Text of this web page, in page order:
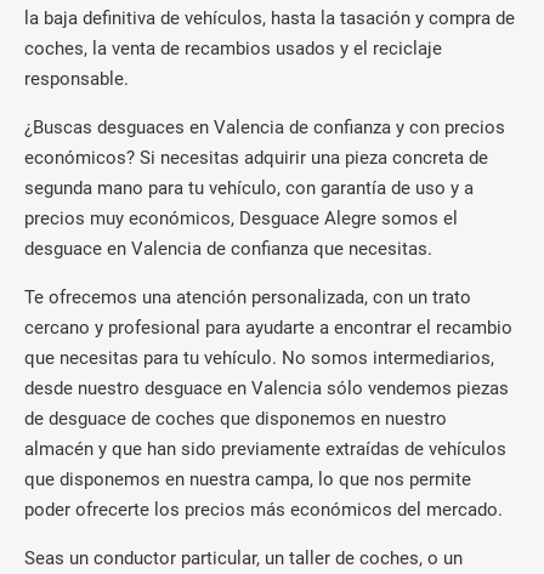
la baja definitiva de vehículos, hasta la tasación y compra de
coches, la venta de recambios usados y el reciclaje
responsable.
¿Buscas desguaces en Valencia de confianza y con precios
económicos? Si necesitas adquirir una pieza concreta de
segunda mano para tu vehículo, con garantía de uso y a
precios muy económicos, Desguace Alegre somos el
desguace en Valencia de confianza que necesitas.
Te ofrecemos una atención personalizada, con un trato
cercano y profesional para ayudarte a encontrar el recambio
que necesitas para tu vehículo. No somos intermediarios,
desde nuestro desguace en Valencia sólo vendemos piezas
de desguace de coches que disponemos en nuestro
almacén y que han sido previamente extraídas de vehículos
que disponemos en nuestra campa, lo que nos permite
poder ofrecerte los precios más económicos del mercado.
Seas un conductor particular, un taller de coches, o un